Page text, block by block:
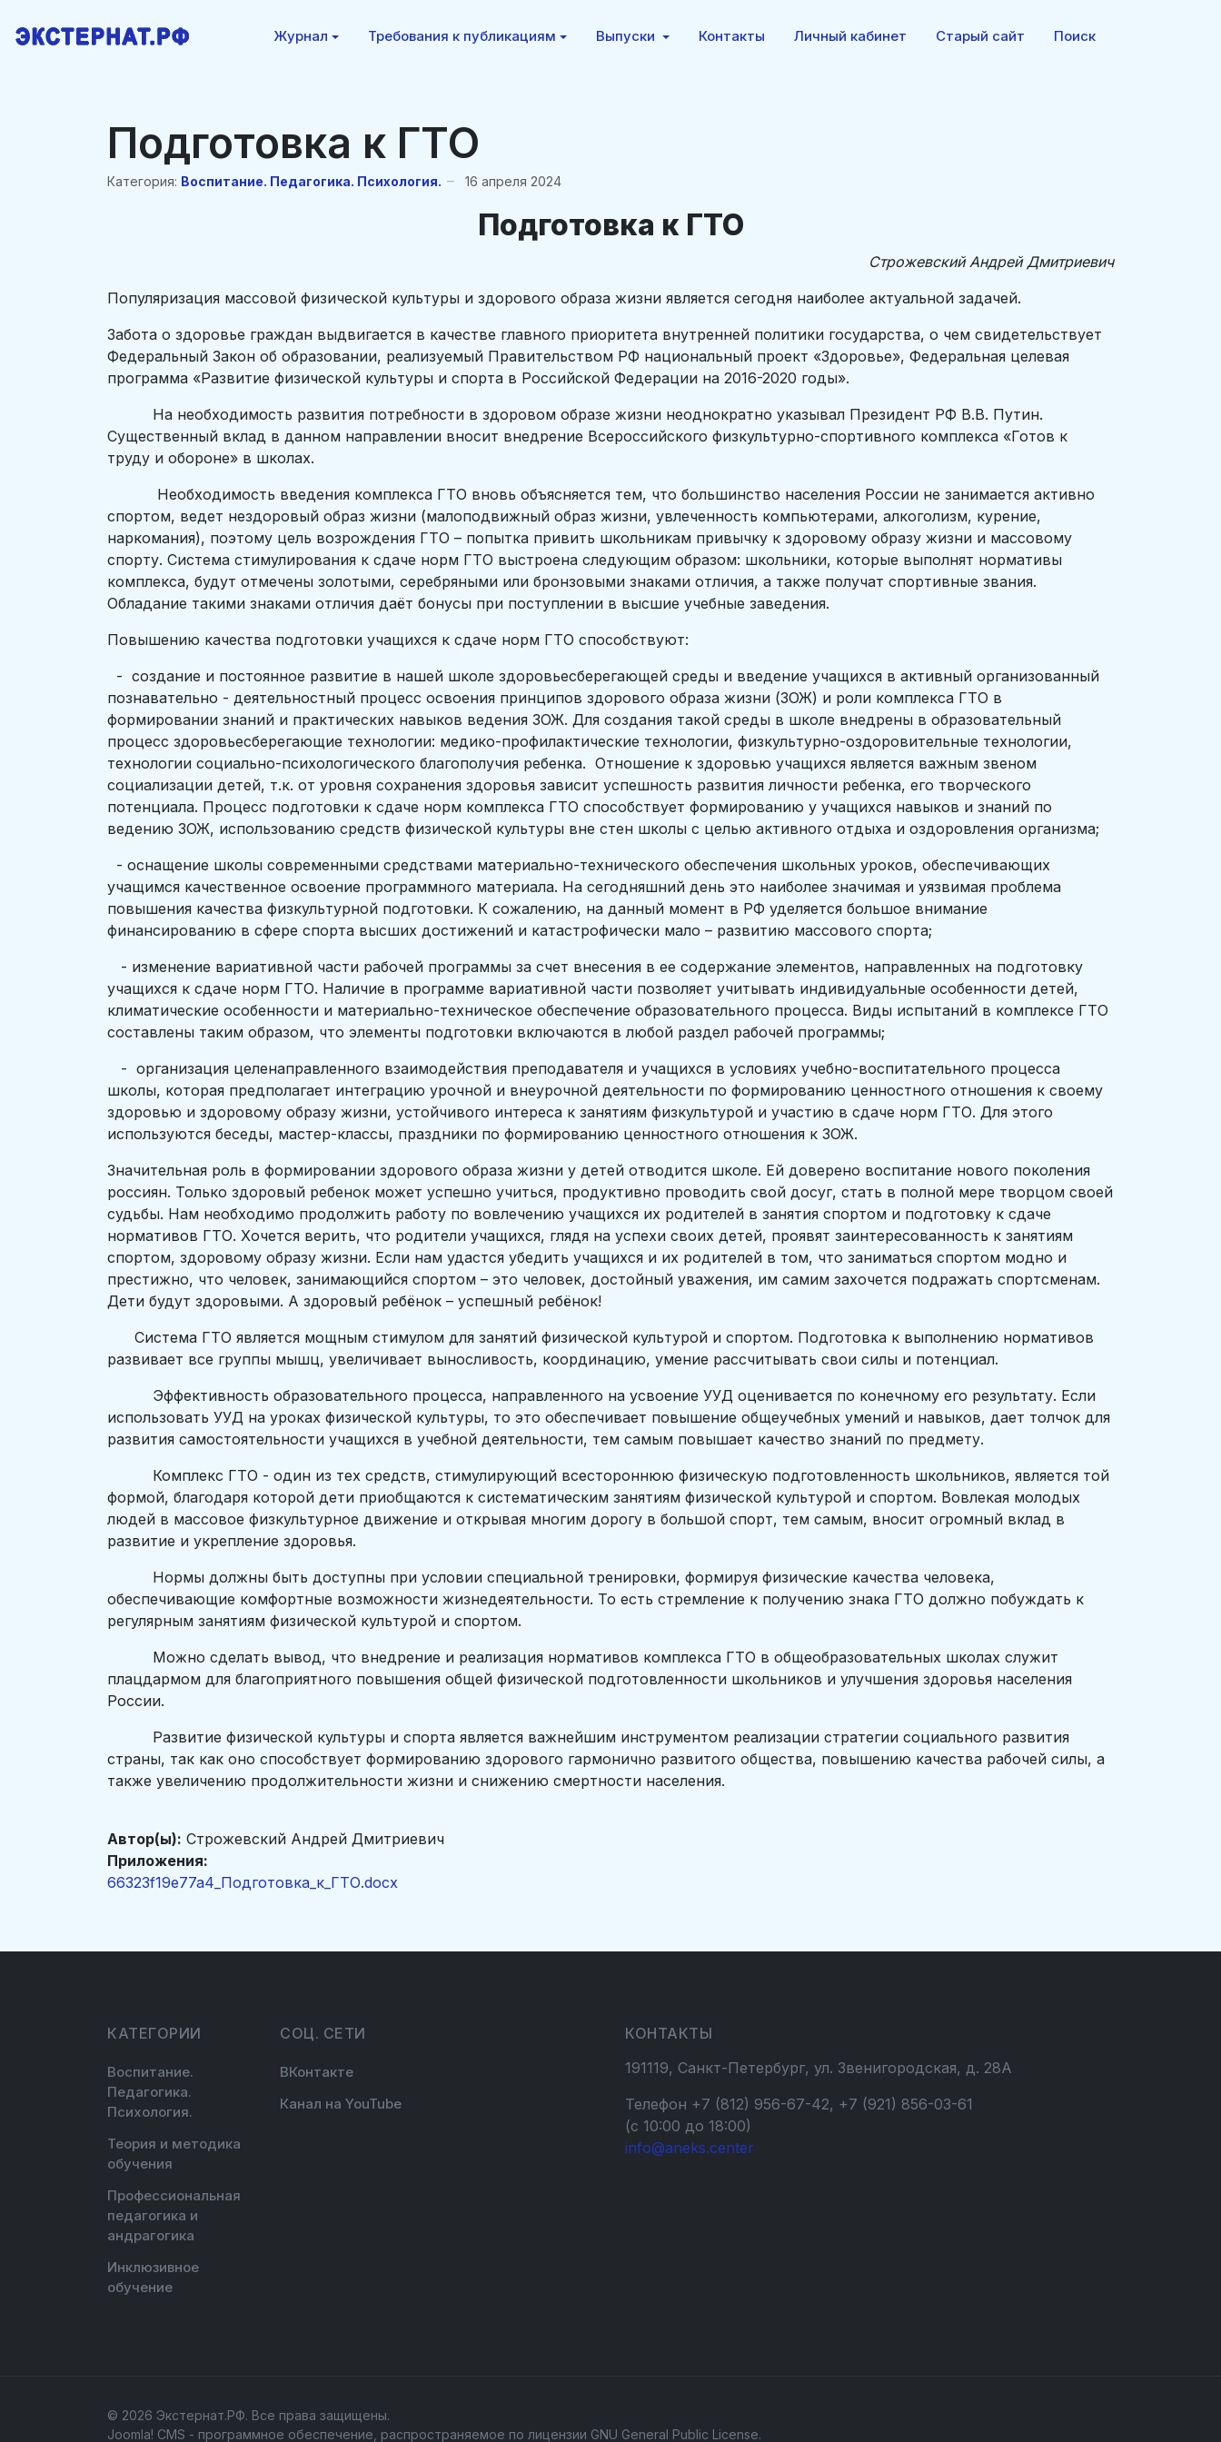
Журнал Требования к публикациям Выпуски Контакты Личный кабинет Старый сайт Поиск
Подготовка к ГТО
Категория: Воспитание. Педагогика. Психология. 16 апреля 2024
Подготовка к ГТО
Строжевский Андрей Дмитриевич
Популяризация массовой физической культуры и здорового образа жизни является сегодня наиболее актуальной задачей.
Забота о здоровье граждан выдвигается в качестве главного приоритета внутренней политики государства, о чем свидетельствует
Федеральный Закон об образовании, реализуемый Правительством РФ национальный проект «Здоровье», Федеральная целевая
программа «Развитие физической культуры и спорта в Российской Федерации на 2016-2020 годы».
На необходимость развития потребности в здоровом образе жизни неоднократно указывал Президент РФ В.В. Путин.
Существенный вклад в данном направлении вносит внедрение Всероссийского физкультурно-спортивного комплекса «Готов к
труду и обороне» в школах.
Необходимость введения комплекса ГТО вновь объясняется тем, что большинство населения России не занимается активно
спортом, ведет нездоровый образ жизни (малоподвижный образ жизни, увлеченность компьютерами, алкоголизм, курение,
наркомания), поэтому цель возрождения ГТО – попытка привить школьникам привычку к здоровому образу жизни и массовому
спорту. Система стимулирования к сдаче норм ГТО выстроена следующим образом: школьники, которые выполнят нормативы
комплекса, будут отмечены золотыми, серебряными или бронзовыми знаками отличия, а также получат спортивные звания.
Обладание такими знаками отличия даёт бонусы при поступлении в высшие учебные заведения.
Повышению качества подготовки учащихся к сдаче норм ГТО способствуют:
- создание и постоянное развитие в нашей школе здоровьесберегающей среды и введение учащихся в активный организованный
познавательно - деятельностный процесс освоения принципов здорового образа жизни (ЗОЖ) и роли комплекса ГТО в
формировании знаний и практических навыков ведения ЗОЖ. Для создания такой среды в школе внедрены в образовательный
процесс здоровьесберегающие технологии: медико-профилактические технологии, физкультурно-оздоровительные технологии,
технологии социально-психологического благополучия ребенка. Отношение к здоровью учащихся является важным звеном
социализации детей, т.к. от уровня сохранения здоровья зависит успешность развития личности ребенка, его творческого
потенциала. Процесс подготовки к сдаче норм комплекса ГТО способствует формированию у учащихся навыков и знаний по
ведению ЗОЖ, использованию средств физической культуры вне стен школы с целью активного отдыха и оздоровления организма;
- оснащение школы современными средствами материально-технического обеспечения школьных уроков, обеспечивающих
учащимся качественное освоение программного материала. На сегодняшний день это наиболее значимая и уязвимая проблема
повышения качества физкультурной подготовки. К сожалению, на данный момент в РФ уделяется большое внимание
финансированию в сфере спорта высших достижений и катастрофически мало – развитию массового спорта;
- изменение вариативной части рабочей программы за счет внесения в ее содержание элементов, направленных на подготовку
учащихся к сдаче норм ГТО. Наличие в программе вариативной части позволяет учитывать индивидуальные особенности детей,
климатические особенности и материально-техническое обеспечение образовательного процесса. Виды испытаний в комплексе ГТО
составлены таким образом, что элементы подготовки включаются в любой раздел рабочей программы;
- организация целенаправленного взаимодействия преподавателя и учащихся в условиях учебно-воспитательного процесса
школы, которая предполагает интеграцию урочной и внеурочной деятельности по формированию ценностного отношения к своему
здоровью и здоровому образу жизни, устойчивого интереса к занятиям физкультурой и участию в сдаче норм ГТО. Для этого
используются беседы, мастер-классы, праздники по формированию ценностного отношения к ЗОЖ.
Значительная роль в формировании здорового образа жизни у детей отводится школе. Ей доверено воспитание нового поколения
россиян. Только здоровый ребенок может успешно учиться, продуктивно проводить свой досуг, стать в полной мере творцом своей
судьбы. Нам необходимо продолжить работу по вовлечению учащихся их родителей в занятия спортом и подготовку к сдаче
нормативов ГТО. Хочется верить, что родители учащихся, глядя на успехи своих детей, проявят заинтересованность к занятиям
спортом, здоровому образу жизни. Если нам удастся убедить учащихся и их родителей в том, что заниматься спортом модно и
престижно, что человек, занимающийся спортом – это человек, достойный уважения, им самим захочется подражать спортсменам.
Дети будут здоровыми. А здоровый ребёнок – успешный ребёнок!
Система ГТО является мощным стимулом для занятий физической культурой и спортом. Подготовка к выполнению нормативов
развивает все группы мышц, увеличивает выносливость, координацию, умение рассчитывать свои силы и потенциал.
Эффективность образовательного процесса, направленного на усвоение УУД оценивается по конечному его результату. Если
использовать УУД на уроках физической культуры, то это обеспечивает повышение общеучебных умений и навыков, дает толчок для
развития самостоятельности учащихся в учебной деятельности, тем самым повышает качество знаний по предмету.
Комплекс ГТО - один из тех средств, стимулирующий всестороннюю физическую подготовленность школьников, является той
формой, благодаря которой дети приобщаются к систематическим занятиям физической культурой и спортом. Вовлекая молодых
людей в массовое физкультурное движение и открывая многим дорогу в большой спорт, тем самым, вносит огромный вклад в
развитие и укрепление здоровья.
Нормы должны быть доступны при условии специальной тренировки, формируя физические качества человека,
обеспечивающие комфортные возможности жизнедеятельности. То есть стремление к получению знака ГТО должно побуждать к
регулярным занятиям физической культурой и спортом.
Можно сделать вывод, что внедрение и реализация нормативов комплекса ГТО в общеобразовательных школах служит
плацдармом для благоприятного повышения общей физической подготовленности школьников и улучшения здоровья населения
России.
Развитие физической культуры и спорта является важнейшим инструментом реализации стратегии социального развития
страны, так как оно способствует формированию здорового гармонично развитого общества, повышению качества рабочей силы, а
также увеличению продолжительности жизни и снижению смертности населения.
Автор(ы): Строжевский Андрей Дмитриевич
Приложения:
66323f19e77a4_Подготовка_к_ГТО.docx
КАТЕГОРИИ
Воспитание.
Педагогика.
Психология.
Теория и методика
обучения
Профессиональная
педагогика и
андрагогика
Инклюзивное
обучение
СОЦ. СЕТИ
ВКонтакте
Канал на YouTube
КОНТАКТЫ
191119, Санкт-Петербург, ул. Звенигородская, д. 28А
Телефон +7 (812) 956-67-42, +7 (921) 856-03-61
(с 10:00 до 18:00)
info@aneks.center
© 2026 Экстернат.РФ. Все права защищены.
Joomla! CMS - программное обеспечение, распространяемое по лицензии GNU General Public License.